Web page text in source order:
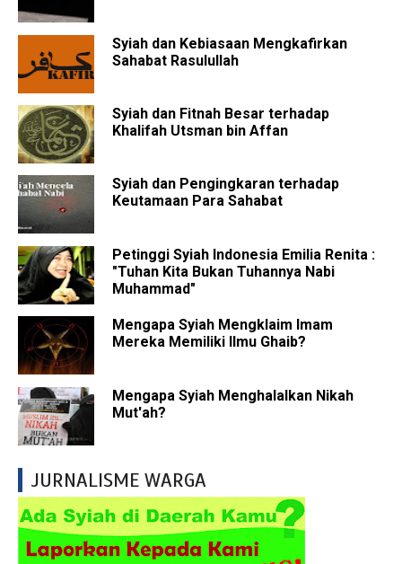
Syiah dan Kebiasaan Mengkafirkan
Sahabat Rasulullah
Syiah dan Fitnah Besar terhadap
Khalifah Utsman bin Affan
Syiah dan Pengingkaran terhadap
Keutamaan Para Sahabat
Petinggi Syiah Indonesia Emilia Renita :
"Tuhan Kita Bukan Tuhannya Nabi
Muhammad"
Mengapa Syiah Mengklaim Imam
Mereka Memiliki Ilmu Ghaib?
Mengapa Syiah Menghalalkan Nikah
Mut'ah?
JURNALISME WARGA